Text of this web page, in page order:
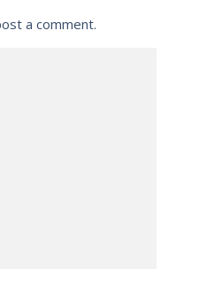
a comment.